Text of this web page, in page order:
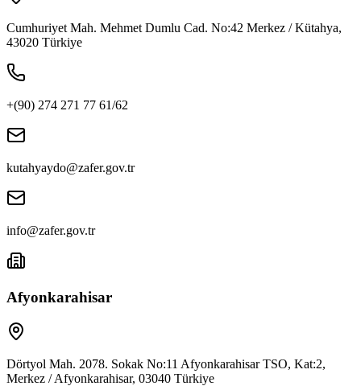
Cumhuriyet Mah. Mehmet Dumlu Cad. No:42 Merkez / Kütahya,
43020 Türkiye
+(90) 274 271 77 61/62
kutahyaydo@zafer.gov.tr
info@zafer.gov.tr
Afyonkarahisar
Dörtyol Mah. 2078. Sokak No:11 Afyonkarahisar TSO, Kat:2,
Merkez / Afyonkarahisar, 03040 Türkiye